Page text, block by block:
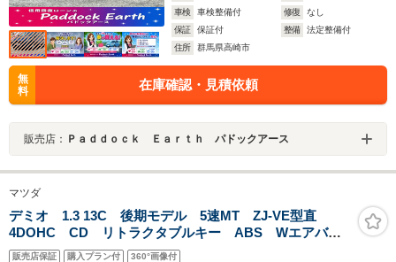
車検
車検整備付 修復
なし
保証
保証付 整備
法定整備付
住所
群馬県高崎市
無
料
在庫確認・見積依頼
販売店： Ｐａｄｄｏｃｋ Ｅａｒｔｈ パドックアース
マツダ
デミオ 1.3 13C 後期モデル 5速MT ZJ-VE型直
4DOHC CD リトラクタブルキー ABS Wエアバッ
ク プライバシーガラス 衝突安全ボディ
販売店保証 購入プラン付 360°画像付